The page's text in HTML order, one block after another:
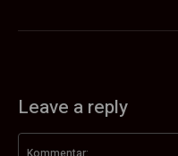
Leave a reply